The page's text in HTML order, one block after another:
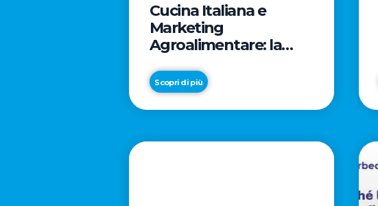
Cucina Italiana e
Marketing
Agroalimentare: la
milioni per trasformare
la tavola in asset
geopolitico
Scopri di più